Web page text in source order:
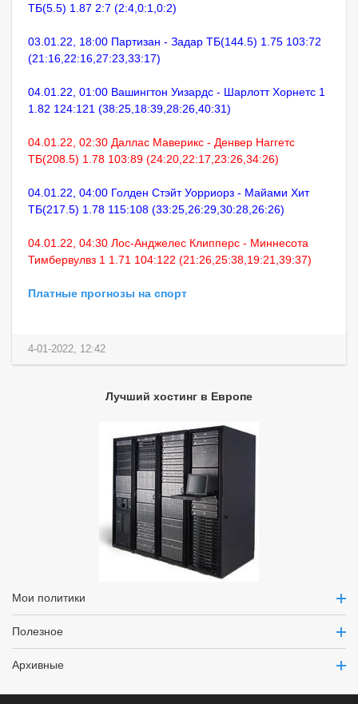
ТБ(5.5) 1.87 2:7 (2:4,0:1,0:2)
03.01.22, 18:00 Партизан - Задар ТБ(144.5) 1.75 103:72
(21:16,22:16,27:23,33:17)
04.01.22, 01:00 Вашингтон Уизардс - Шарлотт Хорнетс 1
1.82 124:121 (38:25,18:39,28:26,40:31)
04.01.22, 02:30 Даллас Маверикс - Денвер Наггетс
ТБ(208.5) 1.78 103:89 (24:20,22:17,23:26,34:26)
04.01.22, 04:00 Голден Стэйт Уорриорз - Майами Хит
ТБ(217.5) 1.78 115:108 (33:25,26:29,30:28,26:26)
04.01.22, 04:30 Лос-Анджелес Клипперс - Миннесота
Тимбервулвз 1 1.71 104:122 (21:26,25:38,19:21,39:37)
Платные прогнозы на спорт
4-01-2022, 12:42
Лучший хостинг в Европе
Мои политики
Полезное
Архивные